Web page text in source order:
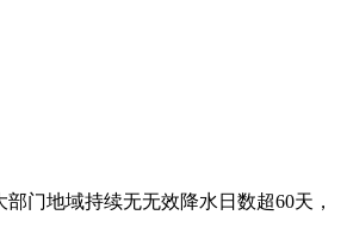
门地域持续无无效降水日数超60天，